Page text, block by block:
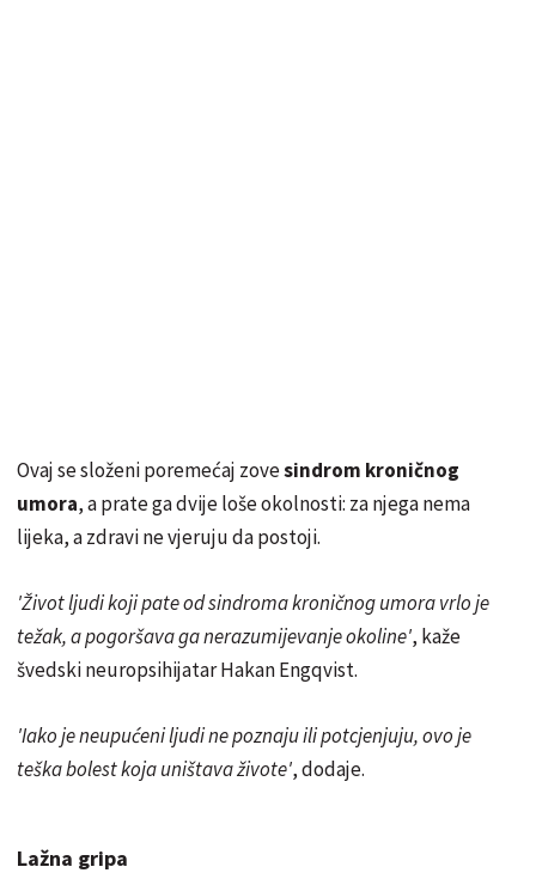
Ovaj se složeni poremećaj zovesindrom kroničnog
umora, a prate ga dvije loše okolnosti: za njega nema
lijeka, a zdravi ne vjeruju da postoji.
'Život ljudi koji pate od sindroma kroničnog umora vrlo je
težak, a pogoršava ga nerazumijevanje okoline', kaže
švedski neuropsihijatar Hakan Engqvist.
'Iako je neupućeni ljudi ne poznaju ili potcjenjuju, ovo je
teška bolest koja uništava živote', dodaje.
Lažna gripa